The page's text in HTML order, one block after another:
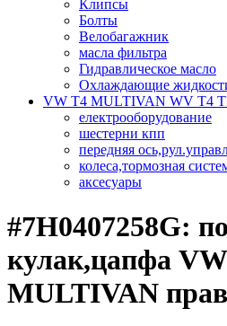
Клипсы
Болты
Велобагажник
масла фильтра
Гидравлическое масло
Охлаждающие
VW T4 MULTIVAN WV T4
електрооборудование
шестерни кпп
передняя
колеса,тормозная
аксесуары
#7H0407258G:
кулак,цапфа
MULTIVAN